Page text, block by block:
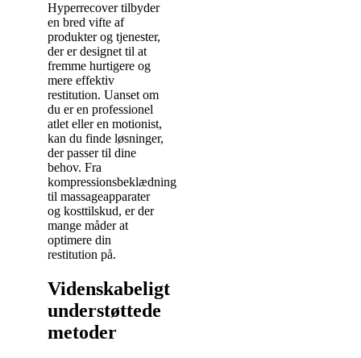
Hyperrecover tilbyder
en bred vifte af
produkter og tjenester,
der er designet til at
fremme hurtigere og
mere effektiv
restitution. Uanset om
du er en professionel
atlet eller en motionist,
kan du finde løsninger,
der passer til dine
behov. Fra
kompressionsbeklædning
til massageapparater
og kosttilskud, er der
mange måder at
optimere din
restitution på.
Videnskabeligt
understøttede
metoder